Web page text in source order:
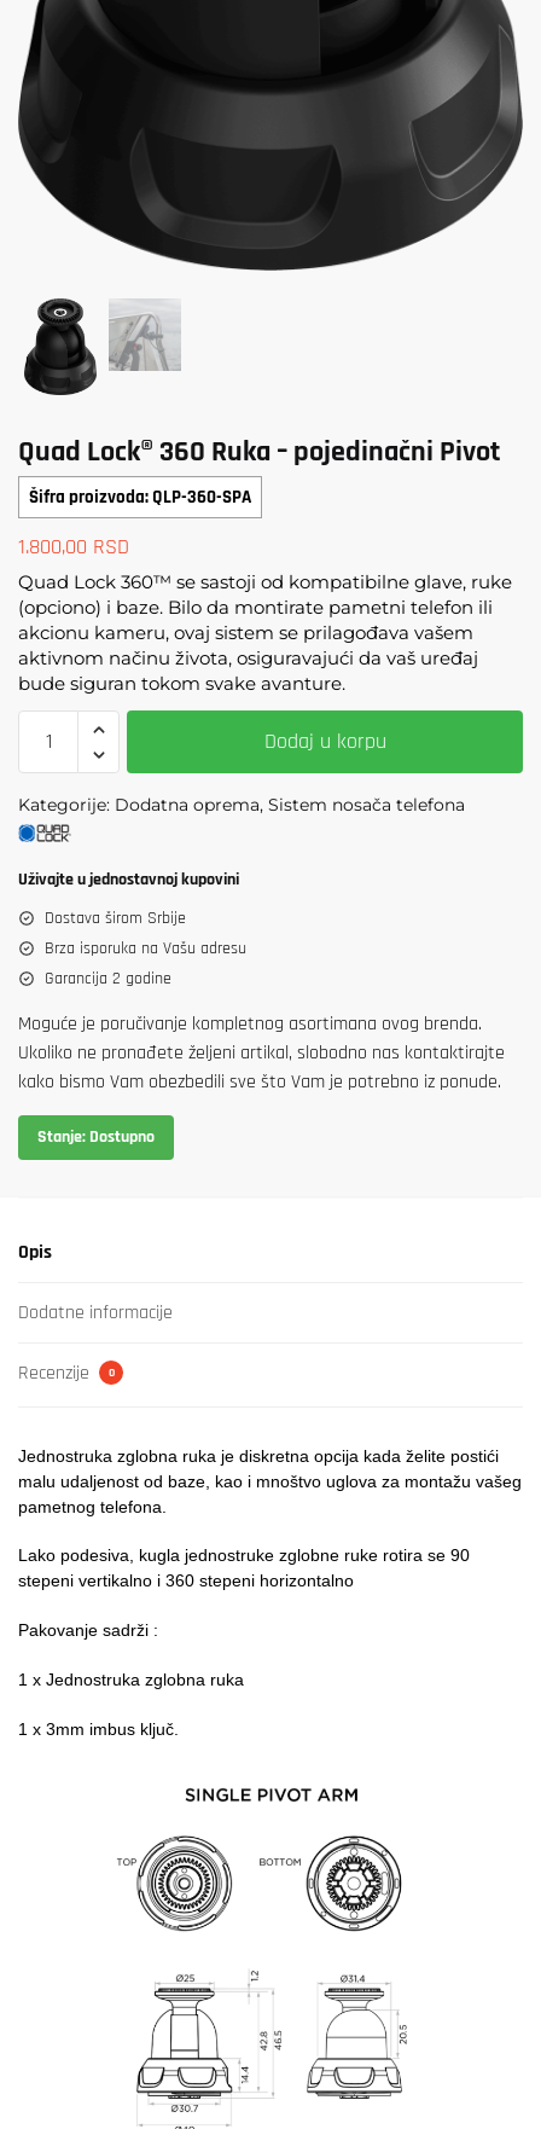
Quad Lock® 360 Ruka – pojedinačni Pivot
Šifra proizvoda: QLP-360-SPA
1.800,00 RSD
Quad Lock 360™ se sastoji od kompatibilne glave, ruke
(opciono) i baze. Bilo da montirate pametni telefon ili
akcionu kameru, ovaj sistem se prilagođava vašem
aktivnom načinu života, osiguravajući da vaš uređaj
bude siguran tokom svake avanture.
Lock®
Ruka
-
pojedinačni
količina
Dodaj u korpu
Kategorije: Dodatna oprema, Sistem nosača telefona
Uživajte u jednostavnoj kupovini
Dostava širom Srbije
Brza isporuka na Vašu adresu
Garancija 2 godine
Moguće je poručivanje kompletnog asortimana ovog brenda.
Ukoliko ne pronađete željeni artikal, slobodno nas kontaktirajte
kako bismo Vam obezbedili sve što Vam je potrebno iz ponude.
Stanje: Dostupno
Opis
Dodatne informacije
Recenzije 0
Jednostruka zglobna ruka je diskretna opcija kada želite postići
malu udaljenost od baze, kao i mnoštvo uglova za montažu vašeg
pametnog telefona.
Lako podesiva, kugla jednostruke zglobne ruke rotira se 90
stepeni vertikalno i 360 stepeni horizontalno
Pakovanje sadrži :
1 x Jednostruka zglobna ruka
1 x 3mm imbus ključ.